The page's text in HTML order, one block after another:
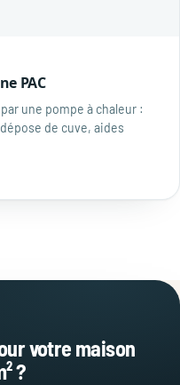
PAC
une pompe à chaleur :
de cuve, aides
votre maison
?